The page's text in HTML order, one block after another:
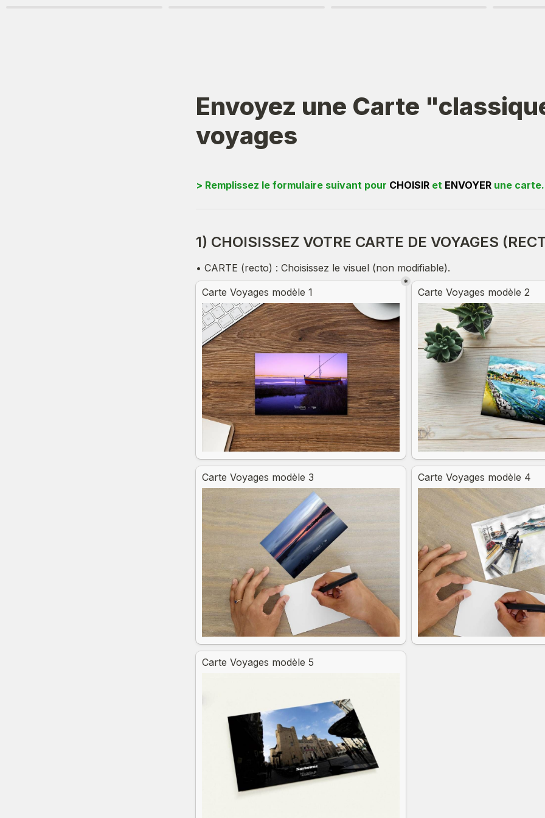
Envoyez une Carte
voyages
> Remplissez le formulaire suivant pour CHOISIR et ENVOYER une carte.
1) CHOISISSEZ VOTRE CARTE DE VOYAGES
• CARTE (recto) : Choisissez le visuel (non modifiable).
Untitled multiple choice field
Carte Voyages modèle 1
*
Carte Voyages modèle 3
Carte Voyages modèle 5
Untitled multiple choice
Carte Voyages modèle 2
Carte Voyages modèle 4